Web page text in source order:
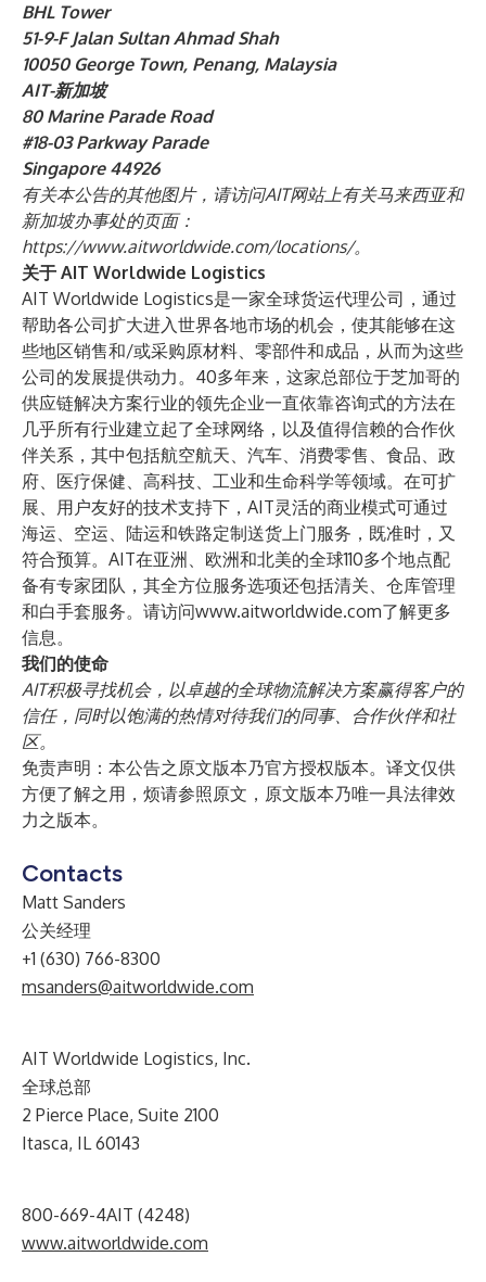
BHL Tower
51-9-F Jalan Sultan Ahmad Shah
10050 George Town, Penang, Malaysia
AIT-新加坡
80 Marine Parade Road
#18-03 Parkway Parade
Singapore 44926
有关本公告的其他图片，请访问AIT网站上有关马来西亚和
新加坡办事处的页面：
https://www.aitworldwide.com/locations/。
关于 AIT Worldwide Logistics
AIT Worldwide Logistics是一家全球货运代理公司，通过
帮助各公司扩大进入世界各地市场的机会，使其能够在这
些地区销售和/或采购原材料、零部件和成品，从而为这些
公司的发展提供动力。40多年来，这家总部位于芝加哥的
供应链解决方案行业的领先企业一直依靠咨询式的方法在
几乎所有行业建立起了全球网络，以及值得信赖的合作伙
伴关系，其中包括航空航天、汽车、消费零售、食品、政
府、医疗保健、高科技、工业和生命科学等领域。在可扩
展、用户友好的技术支持下，AIT灵活的商业模式可通过
海运、空运、陆运和铁路定制送货上门服务，既准时，又
符合预算。AIT在亚洲、欧洲和北美的全球110多个地点配
备有专家团队，其全方位服务选项还包括清关、仓库管理
和白手套服务。请访问www.aitworldwide.com了解更多
信息。
我们的使命
AIT积极寻找机会，以卓越的全球物流解决方案赢得客户的
信任，同时以饱满的热情对待我们的同事、合作伙伴和社
区。
免责声明：本公告之原文版本乃官方授权版本。译文仅供
方便了解之用，烦请参照原文，原文版本乃唯一具法律效
力之版本。
Contacts
Matt Sanders
公关经理
+1 (630) 766-8300
msanders@aitworldwide.com
AIT Worldwide Logistics, Inc.
全球总部
2 Pierce Place, Suite 2100
Itasca, IL 60143
800-669-4AIT (4248)
www.aitworldwide.com